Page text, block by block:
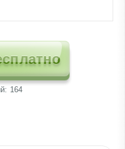
164